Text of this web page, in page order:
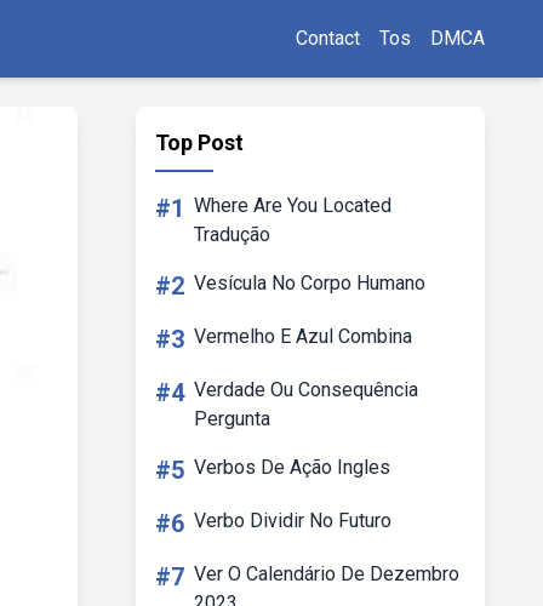
Contact Tos DMCA
Top Post
#1 Where Are You Located
Tradução
#2 Vesícula No Corpo Humano
#3 Vermelho E Azul Combina
#4 Verdade Ou Consequência
Pergunta
#5 Verbos De Ação Ingles
#6 Verbo Dividir No Futuro
#7 Ver O Calendário De Dezembro